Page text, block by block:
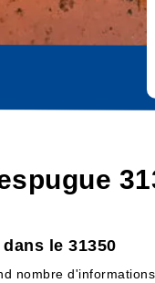
le 31350
nombre